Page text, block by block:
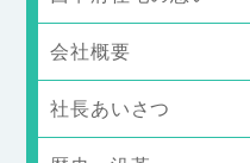
会社概要
社長あいさつ